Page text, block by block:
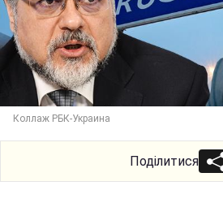
Коллаж РБК-Украина
Поділитися